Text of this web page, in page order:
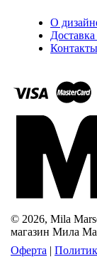
О
Контакты
© 2026, Mila
магазин Мила
Оферта |